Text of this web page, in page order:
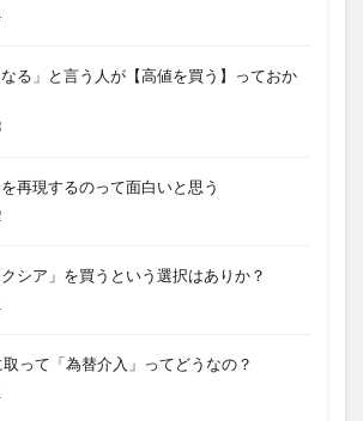
なる」と言う人が【高値を買う】っておか
再現するのって面白いと思う
シア」を買うという選択はありか？
って「為替介入」ってどうなの？